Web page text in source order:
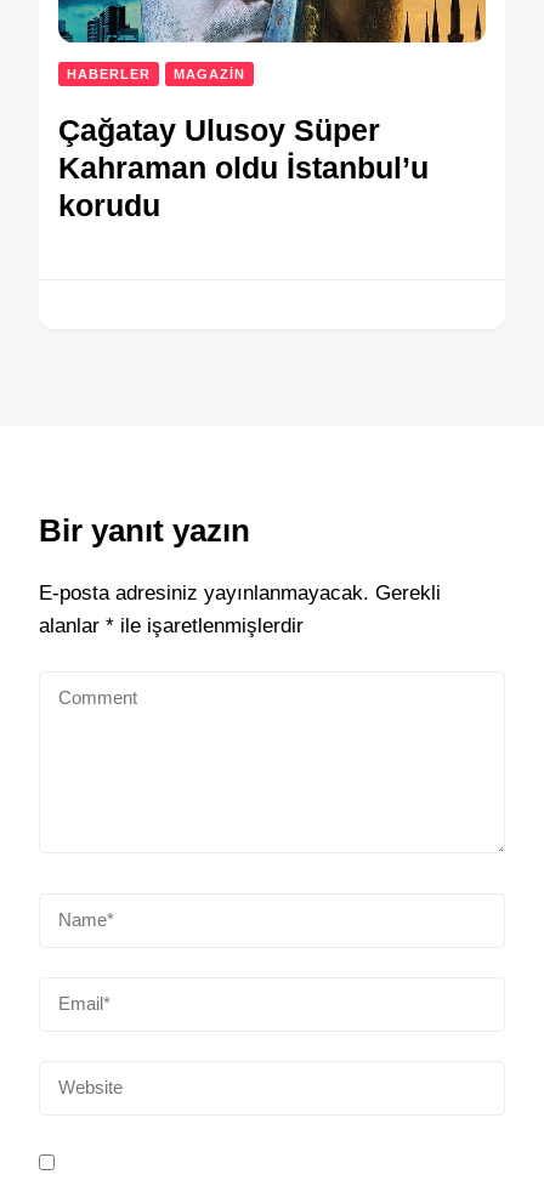
HABERLER MAGAZİN
Çağatay Ulusoy Süper
Kahraman oldu İstanbul’u
korudu
Bir yanıt yazın
E-posta adresiniz yayınlanmayacak. Gerekli
alanlar * ile işaretlenmişlerdir